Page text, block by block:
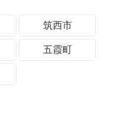
筑西市
五霞町